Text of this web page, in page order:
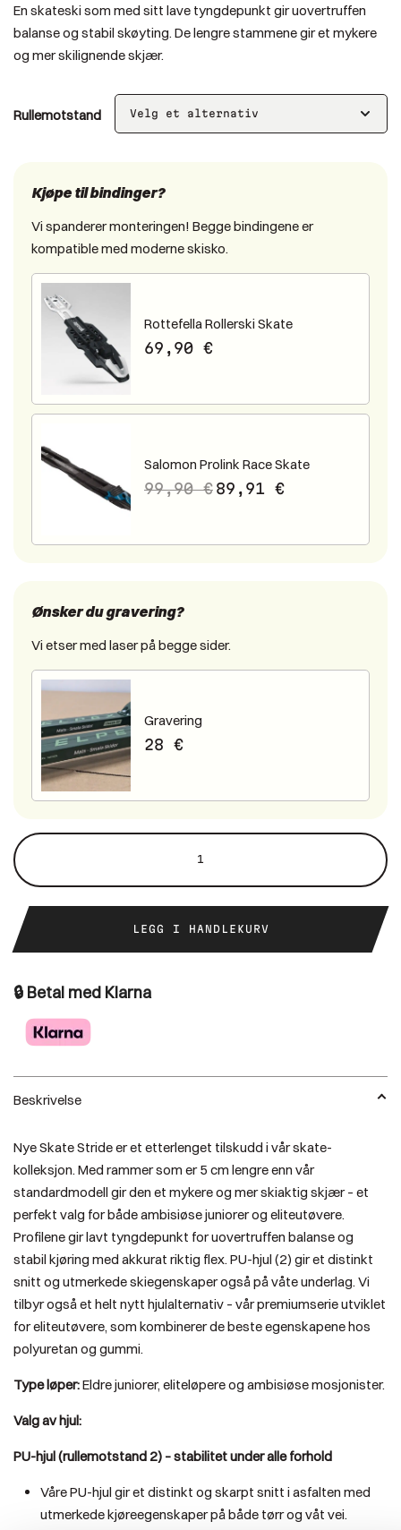
En skateski som med sitt lave tyngdepunkt gir uovertruffen
balanse og stabil skøyting. De lengre stammene gir et mykere
og mer skilignende skjær.
Rullemotstand
Kjøpe til bindinger?
Vi spanderer monteringen! Begge bindingene er
kompatible med moderne skisko.
Rottefella Rollerski Skate
69,90 €
Salomon Prolink Race Skate
99,90€ 89,91 €
Ønsker du gravering?
Vi etser med laser på begge sider.
Gravering
28 €
Stride
antall
LEGG I HANDLEKURV
🔒 Betal med Klarna
Beskrivelse
Nye Skate Stride er et etterlenget tilskudd i vår skate-
kolleksjon. Med rammer som er 5 cm lengre enn vår
standardmodell gir den et mykere og mer skiaktig skjær – et
perfekt valg for både ambisiøse juniorer og eliteutøvere.
Profilene gir lavt tyngdepunkt for uovertruffen balanse og
stabil kjøring med akkurat riktig flex. PU-hjul (2) gir et distinkt
snitt og utmerkede skiegenskaper også på våte underlag. Vi
tilbyr også et helt nytt hjulalternativ – vår premiumserie utviklet
for eliteutøvere, som kombinerer de beste egenskapene hos
polyuretan og gummi.
Type løper:Eldre juniorer, eliteløpere og ambisiøse mosjonister.
Valg av hjul:
PU-hjul (rullemotstand 2) – stabilitet under alle forhold
Våre PU-hjul gir et distinkt og skarpt snitt i asfalten med
utmerkede kjøreegenskaper på både tørr og våt vei.